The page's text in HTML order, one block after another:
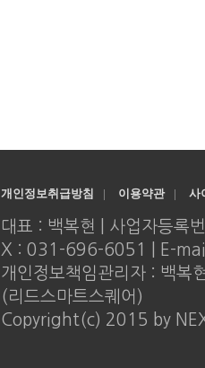
개인정보취급방침 | 이용약관 | 사
대표 : 백복현 | 사업자등
X : 031-696-6051 | E-
개인정보책임관리자 : 백복
(리드스마트스퀘어)
Copyright(c) 2015 by